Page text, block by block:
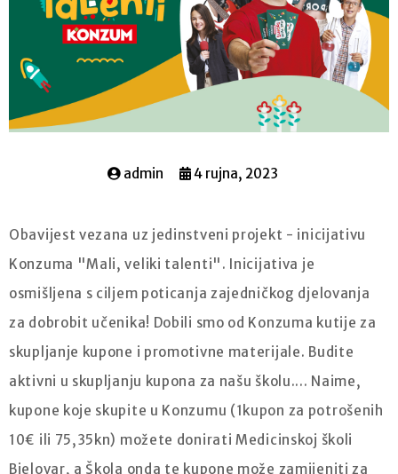
admin 4 rujna, 2023
Obavijest vezana uz jedinstveni projekt - inicijativu
Konzuma "Mali, veliki talenti". Inicijativa je
osmišljena s ciljem poticanja zajedničkog djelovanja
za dobrobit učenika! Dobili smo od Konzuma kutije za
skupljanje kupone i promotivne materijale. Budite
aktivni u skupljanju kupona za našu školu.... Naime,
kupone koje skupite u Konzumu (1kupon za potrošenih
10€ ili 75,35kn) možete donirati Medicinskoj školi
Bjelovar, a Škola onda te kupone može zamijeniti za